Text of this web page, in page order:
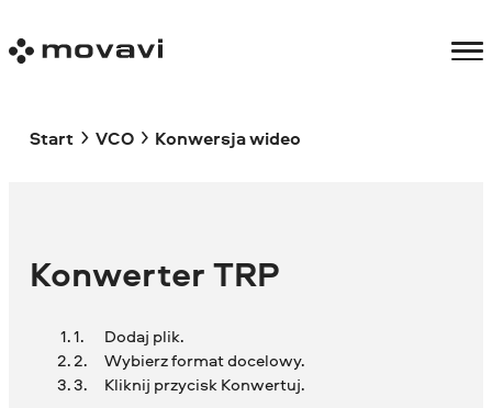
Start VCO Konwersja wideo
Konwerter TRP
Dodaj plik.
Wybierz format docelowy.
Kliknij przycisk Konwertuj.